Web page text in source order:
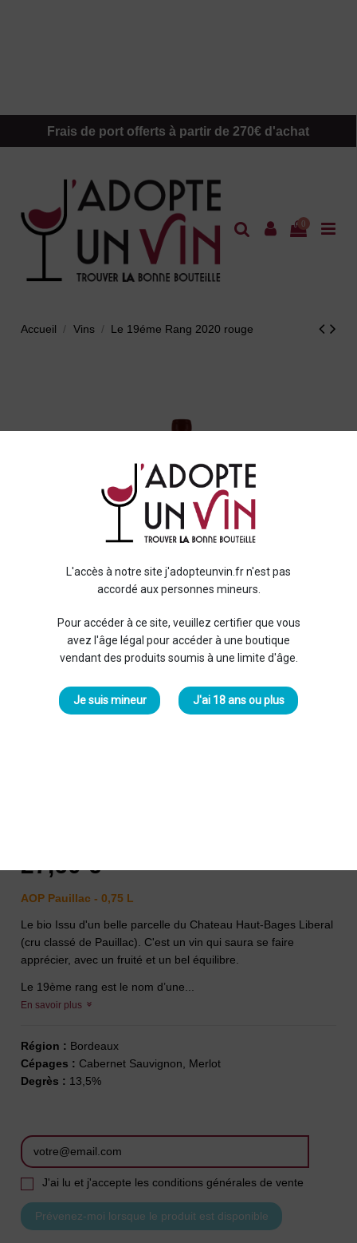
L'accès à notre site j'adopteunvin.fr n'est pas
accordé aux personnes mineurs.
Pour accéder à ce site, veuillez certifier que vous
avez l'âge légal pour accéder à une boutique
vendant des produits soumis à une limite d'âge.
Je suis mineur J'ai 18 ans ou plus
Frais de port offerts à partir de 270€ d'achat
0
Accueil Vins Le 19éme Rang 2020 rouge
27,60 €
AOP Pauillac - 0,75 L
Le bio Issu d'un belle parcelle du Chateau Haut-Bages Liberal
(cru classé de Pauillac). C'est un vin qui saura se faire
apprécier, avec un fruité et un bel équilibre.
Le 19ème rang est le nom d’une...
En savoir plus
Région : Bordeaux
Cépages : Cabernet Sauvignon, Merlot
Degrès : 13,5%
J'ai lu et j'accepte les conditions générales de vente